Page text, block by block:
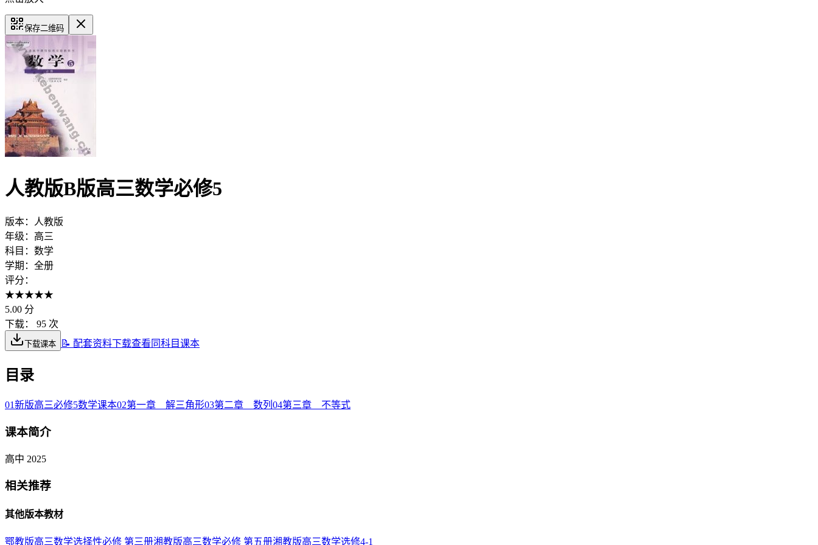
保存二维码
人教版B版高三数学必修5
版本：
人教版
年级： 高三
科目： 数学
学期： 全册
评分：
★★★★★
5.00 分
下载：
95 次
下载课本 📝 配套资料下载查看同科目课本
目录
01新版高三必修5数学课本02第一章 解三角形03第二章 数列 04第三章 不等式
课本简介
高中 2025
相关推荐
其他版本教材
鄂教版高三数学选择性必修 第三册湘教版高三数学必修 第五册湘教版高三数学选修4-1